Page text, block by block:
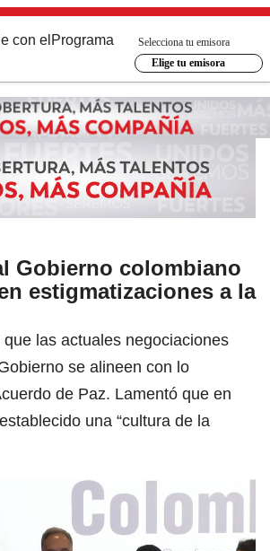
con el Programa
Selecciona tu emisora
Elige tu emisora
Gobierno colombiano
estigmatizaciones a la
las actuales negociaciones
se alineen con lo
de Paz. Lamentó que en
una “cultura de la